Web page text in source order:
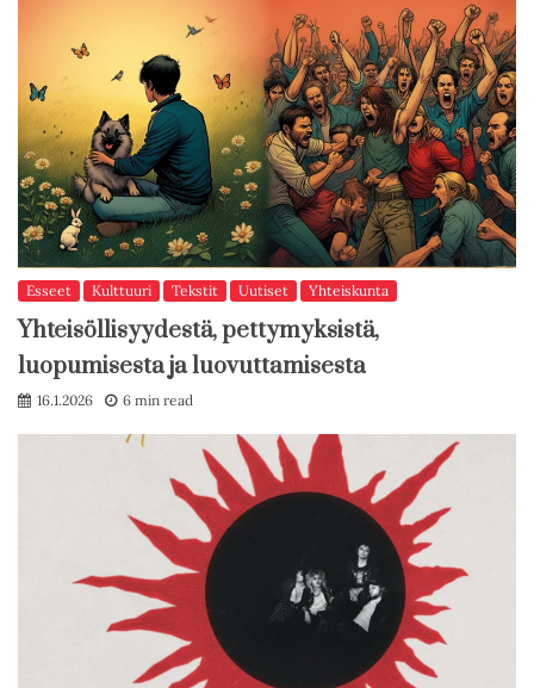
Esseet Kulttuuri Tekstit Uutiset Yhteiskunta
Yhteisöllisyydestä, pettymyksistä,
luopumisesta ja luovuttamisesta
16.1.2026 6 min read